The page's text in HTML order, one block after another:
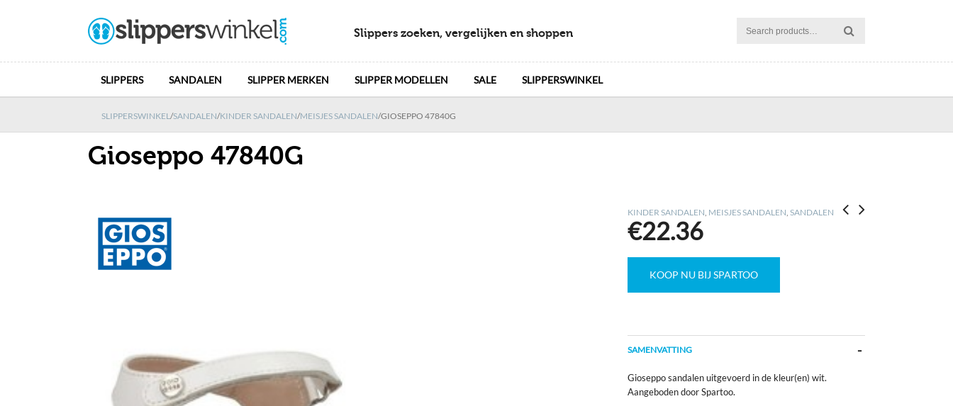
Slippers zoeken, vergelijken en shoppen
SLIPPERS SANDALEN SLIPPER MERKEN SLIPPER MODELLEN SALE SLIPPERSWINKEL
SLIPPERSWINKEL/SANDALEN/KINDER SANDALEN/MEISJES SANDALEN/GIOSEPPO 47840G
Gioseppo 47840G
KINDER SANDALEN, MEISJES SANDALEN, SANDALEN
€22.36
KOOP NU BIJ SPARTOO
SAMENVATTING
Gioseppo sandalen uitgevoerd in de kleur(en) wit.
Aangeboden door Spartoo.